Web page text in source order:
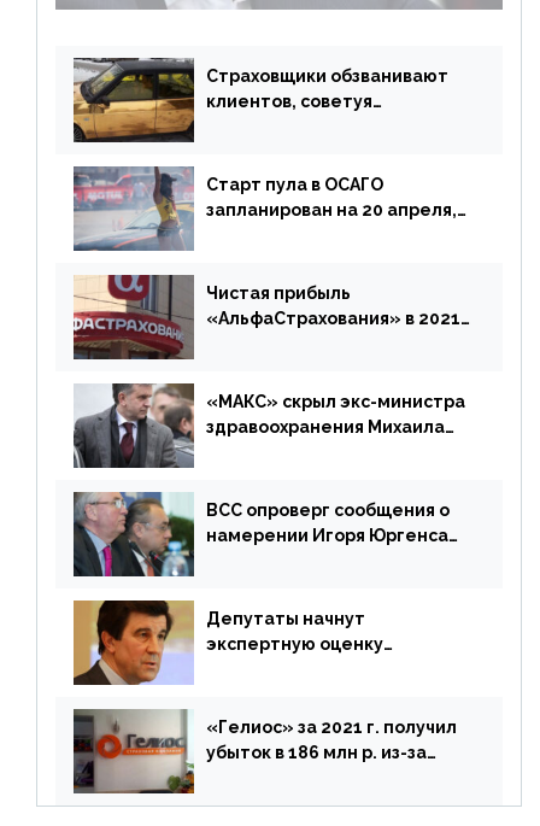
Страховщики обзванивают
клиентов, советуя
Старт пула в ОСАГО
запланирован на 20 апреля,
дублировать [дополнено]
Чистая прибыль
«АльфаСтрахования» в 2021
«МАКС» скрыл экс-министра
здравоохранения Михаила
ВСС опроверг сообщения о
намерении Игоря Юргенса
Депутаты начнут
экспертную оценку
«Гелиос» за 2021 г. получил
убыток в 186 млн р. из-за
реализации недвижимости